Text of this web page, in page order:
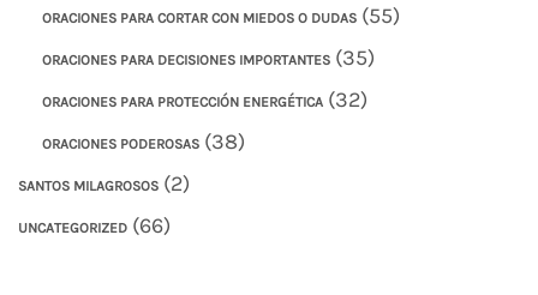
ORACIONES PARA CORTAR CON MIEDOS O DUDAS (55)
ORACIONES PARA DECISIONES IMPORTANTES (35)
ORACIONES PARA PROTECCIÓN ENERGÉTICA (32)
ORACIONES PODEROSAS (38)
SANTOS MILAGROSOS (2)
UNCATEGORIZED (66)